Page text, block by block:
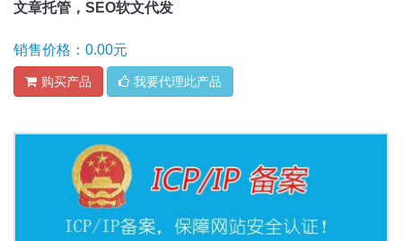
文章托管，SEO软文代发
销售价格：0.00元
购买产品 我要代理此产品